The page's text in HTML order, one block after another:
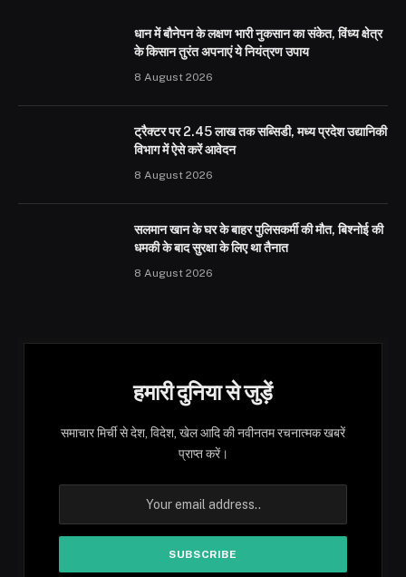
धान में बौनेपन के लक्षण भारी नुकसान का संकेत, विंध्य क्षेत्र
के किसान तुरंत अपनाएं ये नियंत्रण उपाय
8 August 2026
ट्रैक्टर पर 2.45 लाख तक सब्सिडी, मध्य प्रदेश उद्यानिकी
विभाग में ऐसे करें आवेदन
8 August 2026
सलमान खान के घर के बाहर पुलिसकर्मी की मौत, बिश्नोई की
धमकी के बाद सुरक्षा के लिए था तैनात
8 August 2026
हमारी दुनिया से जुड़ें
समाचार मिर्ची से देश, विदेश, खेल आदि की नवीनतम रचनात्मक खबरें
प्राप्त करें।